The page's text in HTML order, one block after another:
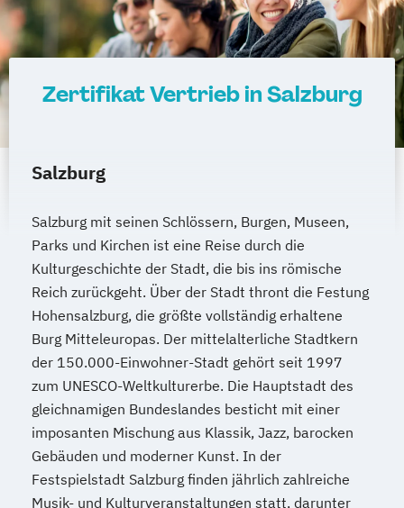
International Marketing
Internationale Betriebswirtschaft
Internationales Fußball-Management
Internationales Golf-Management
Internationales Marketing Management
Internationales Motorsport-Management
Internationales Radsport-Management
Internationales Skisport-Management
Internationales Sportmanagement
Internationales Tennis-Management
Kampfsport-Management
Kampfsport-Management (Internationales)
Kindergesundheitstraining
Kommunikationsmanagement
Kommunikationsmanagement und -
psychologie
Kommunikationspsychologie
Zertifikat Vertrieb in Salzburg
Salzburg
Salzburg mit seinen Schlössern, Burgen, Museen,
Parks und Kirchen ist eine Reise durch die
Kulturgeschichte der Stadt, die bis ins römische
Reich zurückgeht. Über der Stadt thront die Festung
Hohensalzburg, die größte vollständig erhaltene
Burg Mitteleuropas. Der mittelalterliche Stadtkern
der 150.000-Einwohner-Stadt gehört seit 1997
zum UNESCO-Weltkulturerbe. Die Hauptstadt des
gleichnamigen Bundeslandes besticht mit einer
imposanten Mischung aus Klassik, Jazz, barocken
Gebäuden und moderner Kunst. In der
Festspielstadt Salzburg finden jährlich zahlreiche
Musik- und Kulturveranstaltungen statt, darunter